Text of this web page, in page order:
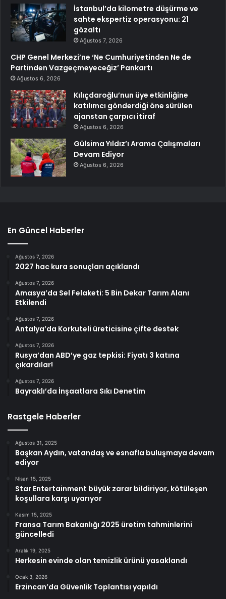
İstanbul’da kilometre düşürme ve
sahte ekspertiz operasyonu: 21
gözaltı
Ağustos 7, 2026
CHP Genel Merkezi’ne ‘Ne Cumhuriyetinden Ne de
Partinden Vazgeçmeyeceğiz’ Pankartı
Ağustos 6, 2026
Kılıçdaroğlu’nun üye etkinliğine
katılımcı gönderdiği öne sürülen
ajanstan çarpıcı itiraf
Ağustos 6, 2026
Gülsima Yıldız’ı Arama Çalışmaları
Devam Ediyor
Ağustos 6, 2026
En Güncel Haberler
Ağustos 7, 2026
2027 hac kura sonuçları açıklandı
Ağustos 7, 2026
Amasya’da Sel Felaketi: 5 Bin Dekar Tarım Alanı
Etkilendi
Ağustos 7, 2026
Antalya’da Korkuteli üreticisine çifte destek
Ağustos 7, 2026
Rusya’dan ABD’ye gaz tepkisi: Fiyatı 3 katına
çıkardılar!
Ağustos 7, 2026
Bayraklı’da İnşaatlara Sıkı Denetim
Rastgele Haberler
Ağustos 31, 2025
Başkan Aydın, vatandaş ve esnafla buluşmaya devam
ediyor
Nisan 15, 2025
Star Entertainment büyük zarar bildiriyor, kötüleşen
koşullara karşı uyarıyor
Kasım 15, 2025
Fransa Tarım Bakanlığı 2025 üretim tahminlerini
güncelledi
Aralık 19, 2025
Herkesin evinde olan temizlik ürünü yasaklandı
Ocak 3, 2026
Erzincan’da Güvenlik Toplantısı yapıldı